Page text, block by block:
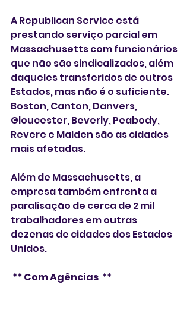
A Republican Service está
prestando serviço parcial em
Massachusetts com funcionários
que não são sindicalizados, além
daqueles transferidos de outros
Estados, mas não é o suficiente.
Boston, Canton, Danvers,
Gloucester, Beverly, Peabody,
Revere e Malden são as cidades
mais afetadas.
Além de Massachusetts, a
empresa também enfrenta a
paralisação de cerca de 2 mil
trabalhadores em outras
dezenas de cidades dos Estados
Unidos.
** Com Agências **